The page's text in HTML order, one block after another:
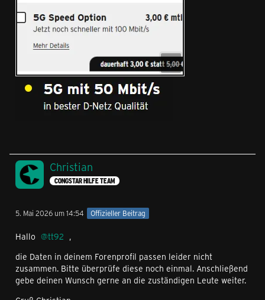
Christian
CONGSTAR HILFE TEAM
5. Mai 2026 um 14:54 Offizieller Beitrag
Hallo tt92 ,
die Daten in deinem Forenprofil passen leider nicht
zusammen. Bitte überprüfe diese noch einmal. Anschließend
gebe deinen Wunsch gerne an die zuständigen Leute weiter.